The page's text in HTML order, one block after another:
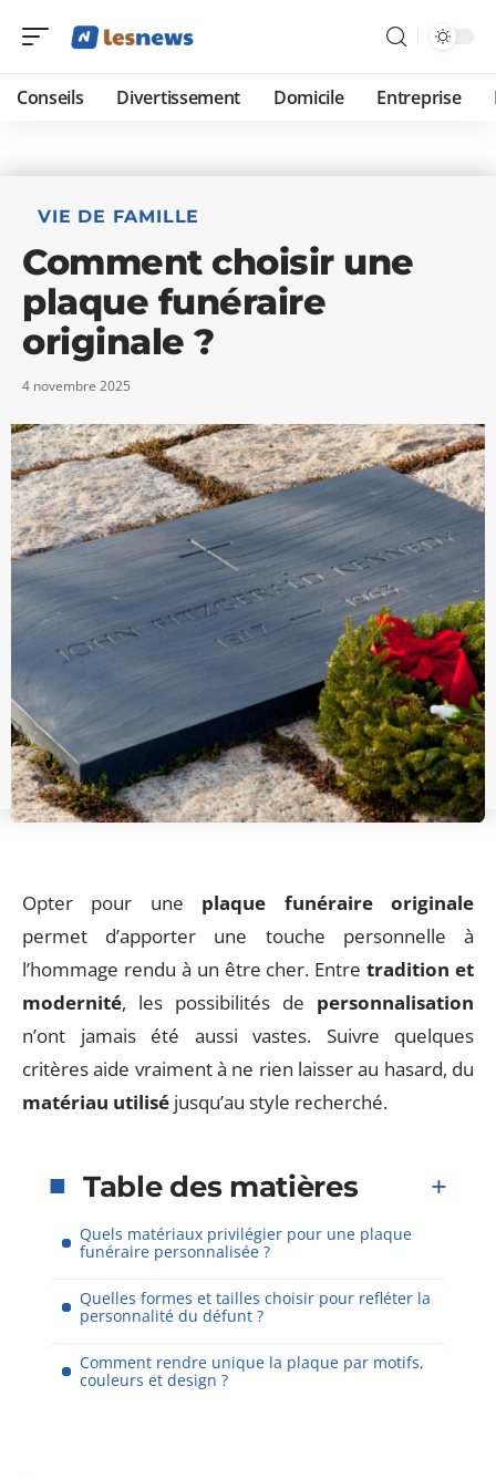
Conseils Divertissement Domicile Entreprise
VIE DE FAMILLE
Comment choisir une
plaque funéraire
originale ?
4 novembre 2025
Opter pour une plaque funéraire originale
permet d’apporter une touche personnelle à
l’hommage rendu à un être cher. Entretradition et
modernité, les possibilités de personnalisation
n’ont jamais été aussi vastes. Suivre quelques
critères aide vraiment à ne rien laisser au hasard, du
matériau utilisé jusqu’au style recherché.
Table des matières
Quels matériaux privilégier pour une plaque
funéraire personnalisée ?
Quelles formes et tailles choisir pour refléter la
personnalité du défunt ?
Comment rendre unique la plaque par motifs,
couleurs et design ?